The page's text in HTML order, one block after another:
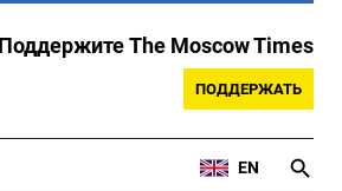
Поддержите The Moscow Times
ПОДДЕРЖАТЬ
EN